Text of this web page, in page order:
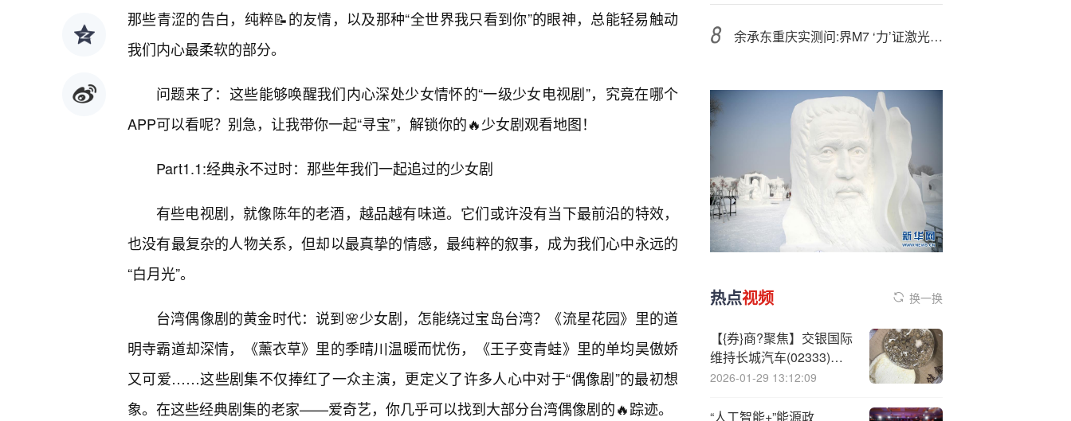
那些青涩的告白，纯粹📝的友情，以及那种“全世界我只看到你”的眼神，总能轻易触动
我们内心最柔软的部分。
问题来了：这些能够唤醒我们内心深处少女情怀的“一级少女电视剧”，究竟在哪个
APP可以看呢？别急，让我带你一起“寻宝”，解锁你的🔥少女剧观看地图！
Part1.1:经典永不过时：那些年我们一起追过的少女剧
有些电视剧，就像陈年的老酒，越品越有味道。它们或许没有当下最前沿的特效，
也没有最复杂的人物关系，但却以最真挚的情感，最纯粹的叙事，成为我们心中永远的
“白月光”。
台湾偶像剧的黄金时代：说到🌸少女剧，怎能绕过宝岛台湾？《流星花园》里的道
明寺霸道却深情，《薰衣草》里的季晴川温暖而忧伤，《王子变青蛙》里的单均昊傲娇
又可爱……这些剧集不仅捧红了一众主演，更定义了许多人心中对于“偶像剧”的最初想
象。在这些经典剧集的老家——爱奇艺，你几乎可以找到大部分台湾偶像剧的🔥踪迹。
余承东重庆实测问:界M7 ‘力’证激光雷达价值
热点视频 换一换
【{券}商?聚焦】交银国际
维持长城汽车(02333)买
入评级 指坦克和WEY新
2026-01-29 13:12:09
“人工智能+”能源政